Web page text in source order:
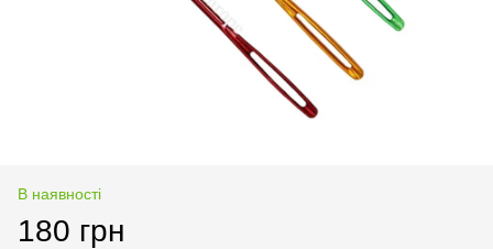
В наявності
180 грн